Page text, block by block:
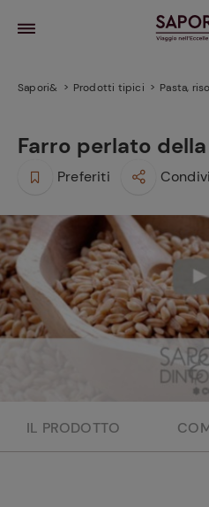
la frutta
sensi di
Sapori& Prodotti tipici Pasta,
Farro perlato
Preferiti
IL PRODOTTO